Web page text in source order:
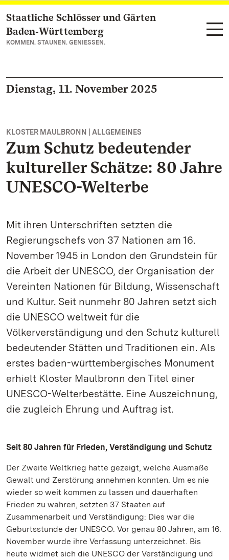
Zum Hauptinhalt springen
Staatliche Schlösser und Gärten
Baden‑Württemberg
KOMMEN. STAUNEN. GENIESSEN.
Dienstag, 11. November 2025
KLOSTER MAULBRONN | ALLGEMEINES
Zum Schutz bedeutender
kultureller Schätze: 80 Jahre
UNESCO-Welterbe
Mit ihren Unterschriften setzten die
Regierungschefs von 37 Nationen am 16.
November 1945 in London den Grundstein für
die Arbeit der UNESCO, der Organisation der
Vereinten Nationen für Bildung, Wissenschaft
und Kultur. Seit nunmehr 80 Jahren setzt sich
die UNESCO weltweit für die
Völkerverständigung und den Schutz kulturell
bedeutender Stätten und Traditionen ein. Als
erstes baden-württembergisches Monument
erhielt Kloster Maulbronn den Titel einer
UNESCO-Welterbestätte. Eine Auszeichnung,
die zugleich Ehrung und Auftrag ist.
Seit 80 Jahren für Frieden, Verständigung und Schutz
Der Zweite Weltkrieg hatte gezeigt, welche Ausmaße
Gewalt und Zerstörung annehmen konnten. Um es nie
wieder so weit kommen zu lassen und dauerhaften
Frieden zu wahren, setzten 37 Staaten auf
Zusammenarbeit und Verständigung: Dies war die
Geburtsstunde der UNESCO. Vor genau 80 Jahren, am 16.
November wurde ihre Verfassung unterzeichnet. Bis
heute widmet sich die UNESCO der Verständigung und